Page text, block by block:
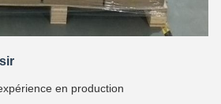
en production